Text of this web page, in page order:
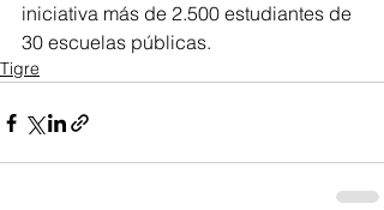
iniciativa más de 2.500 estudiantes de
30 escuelas públicas.
Tigre